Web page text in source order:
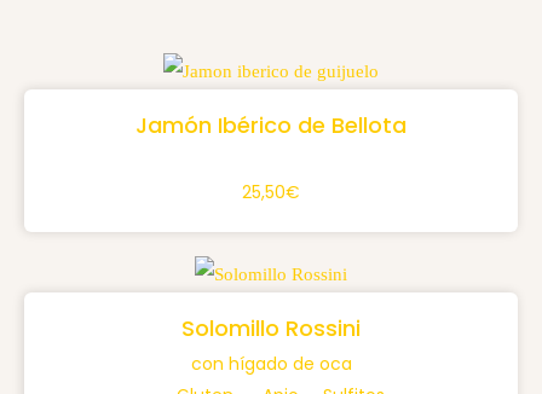
Jamón Ibérico de Bellota
25,50€
Solomillo Rossini
con hígado de oca